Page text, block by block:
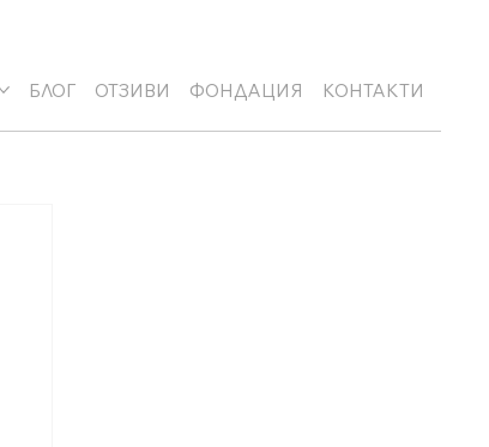
БЛОГ ОТЗИВИ ФОНДАЦИЯ КОНТАКТИ